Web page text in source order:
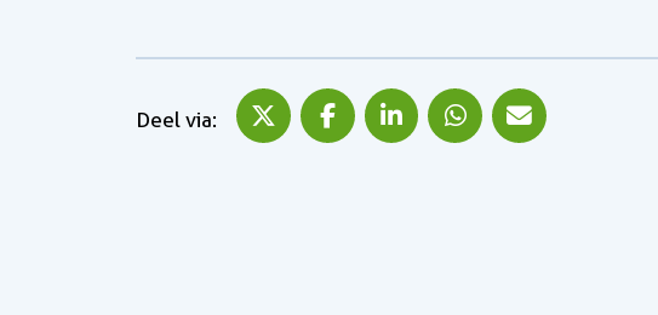
Deel via:
Deel via XDeel via Facebook
Deel via LinkedIn
Deel via WhatsApp